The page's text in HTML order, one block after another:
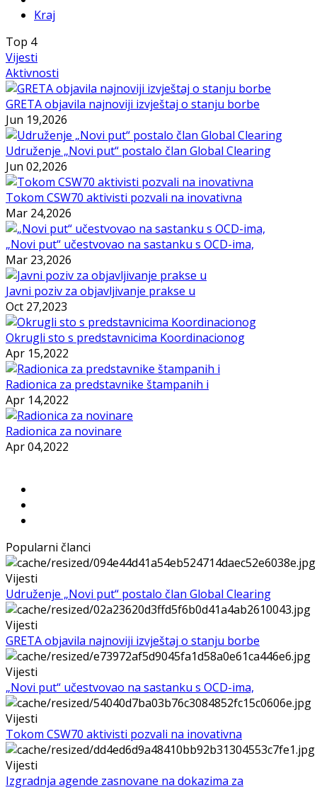
Kraj
Top 4
Vijesti
Aktivnosti
GRETA objavila najnoviji izvještaj o stanju borbe
Jun 19,2026
Udruženje „Novi put“ postalo član Global Clearing
Jun 02,2026
Tokom CSW70 aktivisti pozvali na inovativna
Mar 24,2026
„Novi put“ učestvovao na sastanku s OCD-ima,
Mar 23,2026
Javni poziv za objavljivanje prakse u
Oct 27,2023
Okrugli sto s predstavnicima Koordinacionog
Apr 15,2022
Radionica za predstavnike štampanih i
Apr 14,2022
Radionica za novinare
Apr 04,2022
Popularni članci
Vijesti
Udruženje „Novi put“ postalo član Global Clearing
Vijesti
GRETA objavila najnoviji izvještaj o stanju borbe
Vijesti
„Novi put“ učestvovao na sastanku s OCD-ima,
Vijesti
Tokom CSW70 aktivisti pozvali na inovativna
Vijesti
Izgradnja agende zasnovane na dokazima za